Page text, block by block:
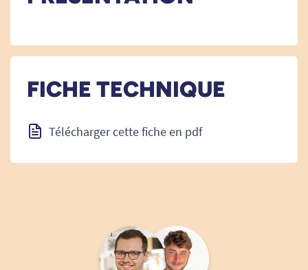
FICHE TECHNIQUE
Télécharger cette fiche en pdf